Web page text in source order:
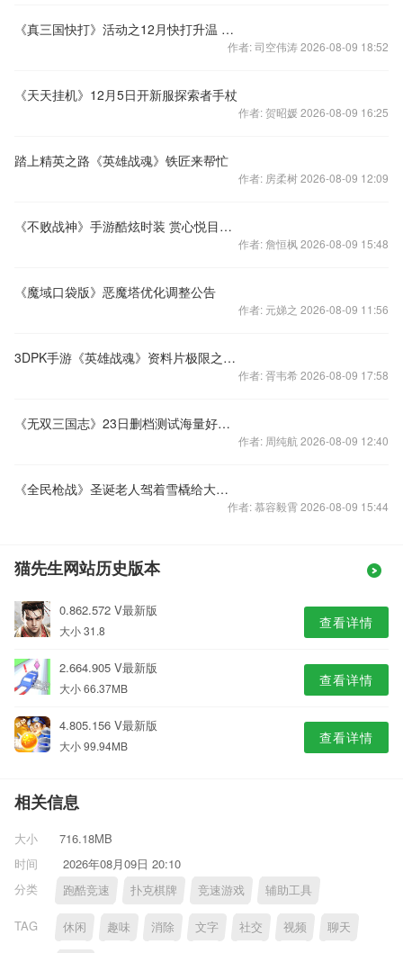
《真三国快打》活动之12月快打升温 末日狂欢
作者: 司空伟涛 2026-08-09 18:52
《天天挂机》12月5日开新服探索者手杖
作者: 贺昭媛 2026-08-09 16:25
踏上精英之路《英雄战魂》铁匠来帮忙
作者: 房柔树 2026-08-09 12:09
《不败战神》手游酷炫时装 赏心悦目惊艳全场
作者: 詹恒枫 2026-08-09 15:48
《魔域口袋版》恶魔塔优化调整公告
作者: 元娣之 2026-08-09 11:56
3DPK手游《英雄战魂》资料片极限之塔 官方宣传片
作者: 胥韦希 2026-08-09 17:58
《无双三国志》23日删档测试海量好礼重磅来袭
作者: 周纯航 2026-08-09 12:40
《全民枪战》圣诞老人驾着雪橇给大家送礼咯
作者: 慕容毅霄 2026-08-09 15:44
猫先生网站历史版本
0.862.572 V最新版
大小 31.8 查看详情
2.664.905 V最新版
大小 66.37MB 查看详情
4.805.156 V最新版
大小 99.94MB 查看详情
相关信息
大小
716.18MB
时间
2026年08月09日 20:10
分类
跑酷竞速 扑克棋牌 竞速游戏 辅助工具
TAG 休闲 趣味 消除 文字 社交 视频 聊天